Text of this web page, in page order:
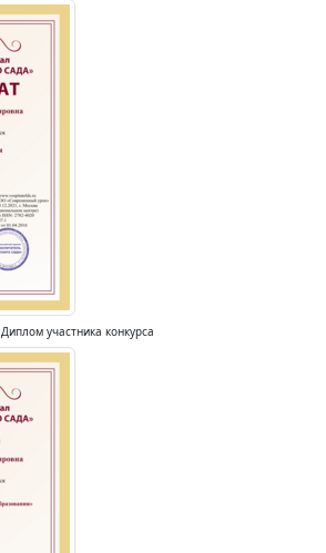
Диплом участника конкурса